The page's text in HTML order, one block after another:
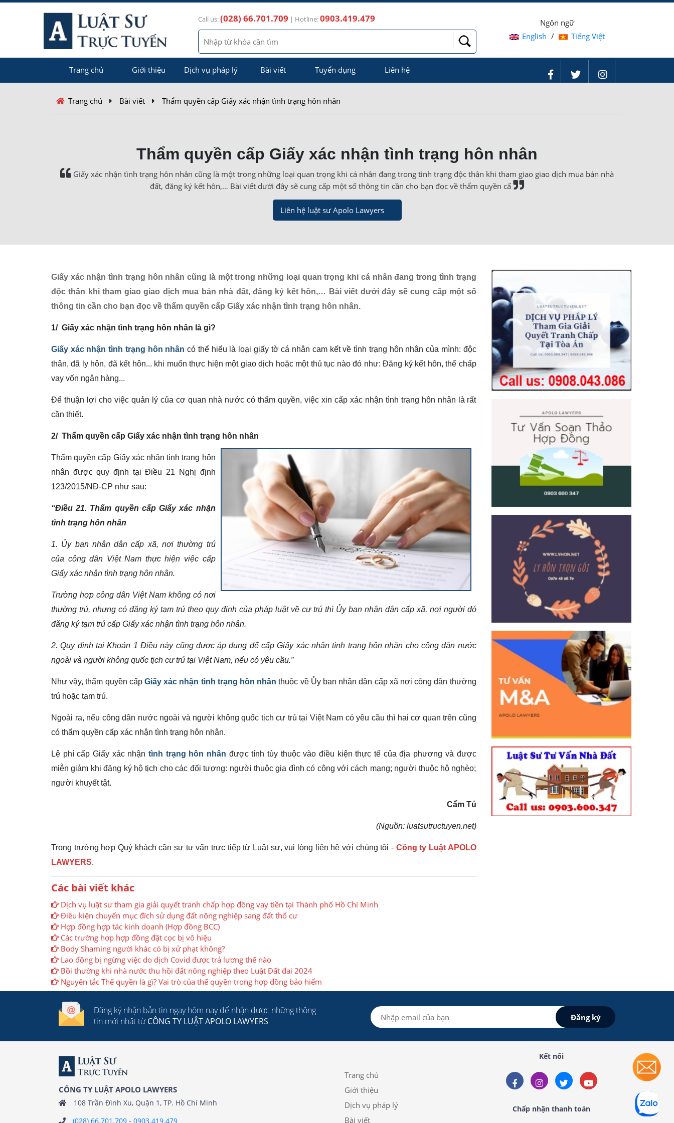
Call us:(028) 66.701.709 | Hotline:0903.419.479
Ngôn ngữ
English / Tiếng Việt
Trang chủ Giới thiệu Dịch vụ pháp lý Bài viết Tuyển dụng Liên hệ
Trang chủ Bài viết Thẩm quyền cấp Giấy xác nhận tình trạng hôn nhân
Thẩm quyền cấp Giấy xác nhận tình trạng hôn nhân
Giấy xác nhận tình trạng hôn nhân cũng là một trong những loại quan trọng khi cá nhân đang trong tình trạng độc thân khi tham giao giao dịch mua bán nhà
đất, đăng ký kết hôn,… Bài viết dưới đây sẽ cung cấp một số thông tin cần cho bạn đọc về thẩm quyền cấ
Liên hệ luật sư Apolo Lawyers
Giấy xác nhận tình trạng hôn nhân cũng là một trong những loại quan trọng khi cá nhân đang trong tình trạng
độc thân khi tham giao giao dịch mua bán nhà đất, đăng ký kết hôn,… Bài viết dưới đây sẽ cung cấp một số
thông tin cần cho bạn đọc về thẩm quyền cấp Giấy xác nhận tình trạng hôn nhân.
1/ Giấy xác nhận tình trạng hôn nhân là gì?
Giấy xác nhận tình trạng hôn nhân có thể hiểu là loại giấy tờ cá nhân cam kết về tình trạng hôn nhân của mình: độc
thân, đã ly hôn, đã kết hôn... khi muốn thực hiện một giao dịch hoặc một thủ tục nào đó như: Đăng ký kết hôn, thế chấp
vay vốn ngân hàng...
Để thuận lợi cho việc quản lý của cơ quan nhà nước có thẩm quyền, việc xin cấp xác nhận tình trạng hôn nhân là rất
cần thiết.
2/ Thẩm quyền cấp Giấy xác nhận tình trạng hôn nhân
Thẩm quyền cấp Giấy xác nhận tình trạng hôn
nhân được quy định tại Điều 21 Nghị định
123/2015/NĐ-CP như sau:
“Điều 21. Thẩm quyền cấp Giấy xác nhận
tình trạng hôn nhân
1. Ủy ban nhân dân cấp xã, nơi thường trú
của công dân Việt Nam thực hiện việc cấp
Giấy xác nhận tình trạng hôn nhân.
Trường hợp công dân Việt Nam không có nơi
thường trú, nhưng có đăng ký tạm trú theo quy định của pháp luật về cư trú thì Ủy ban nhân dân cấp xã, nơi người đó
đăng ký tạm trú cấp Giấy xác nhận tình trạng hôn nhân.
2.Quy định tại Khoản 1 Điều này cũng được áp dụng để cấp Giấy xác nhận tình trạng hôn nhân cho công dân nước
ngoài và người không quốc tịch cư trú tại Việt Nam, nếu có yêu cầu.”
Như vậy, thẩm quyền cấp Giấy xác nhận tình trạng hôn nhân thuộc về Ủy ban nhân dân cấp xã nơi công dân thường
trú hoặc tạm trú.
Ngoài ra, nếu công dân nước ngoài và người không quốc tịch cư trú tại Việt Nam có yêu cầu thì hai cơ quan trên cũng
có thẩm quyền cấp xác nhận tình trạng hôn nhân.
Lệ phí cấp Giấy xác nhậntình trạng hôn nhân được tính tùy thuộc vào điều kiện thực tế của địa phương và được
miễn giảm khi đăng ký hộ tịch cho các đối tượng: người thuộc gia đình có công với cách mạng; người thuộc hộ nghèo;
người khuyết tật.
Cẩm Tú
(Nguồn: luatsutructuyen.net)
Trong trường hợp Quý khách cần sự tư vấn trực tiếp từ Luật sư, vui lòng liên hệ với chúng tôi - Công ty Luật APOLO
LAWYERS.
Các bài viết khác
Dịch vụ luật sư tham gia giải quyết tranh chấp hợp đồng vay tiền tại Thành phố Hồ Chí Minh
Điều kiện chuyển mục đích sử dụng đất nông nghiệp sang đất thổ cư
Hợp đồng hợp tác kinh doanh (Hợp đồng BCC)
Các trường hợp hợp đồng đặt cọc bị vô hiệu
Body Shaming người khác có bị xử phạt không?
Lao động bị ngừng việc do dịch Covid được trả lương thế nào
Bồi thường khi nhà nước thu hồi đất nông nghiệp theo Luật Đất đai 2024
Nguyên tắc Thế quyền là gì? Vai trò của thế quyền trong hợp đồng bảo hiểm
Đăng ký nhận bản tin ngay hôm nay để nhận được những thông
tin mới nhất từCÔNG TY LUẬT APOLO LAWYERS
CÔNG TY LUẬT APOLO LAWYERS
108 Trần Đình Xu, Quận 1, TP. Hồ Chí Minh
(028) 66.701.709 - 0903.419.479
Trang chủ
Giới thiệu
Dịch vụ pháp lý
Bài viết
Kết nối
Chấp nhận thanh toán